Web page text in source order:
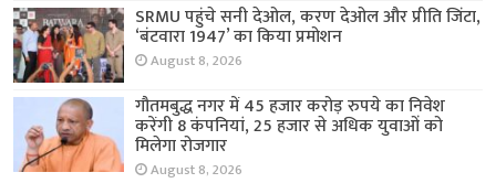
SRMU पहुंचे सनी देओल, करण देओल और प्रीति जिंटा,
‘बंटवारा 1947’ का किया प्रमोशन
August 8, 2026
गौतमबुद्ध नगर में 45 हजार करोड़ रुपये का निवेश
करेंगी 8 कंपनियां, 25 हजार से अधिक युवाओं को
मिलेगा रोजगार
August 8, 2026